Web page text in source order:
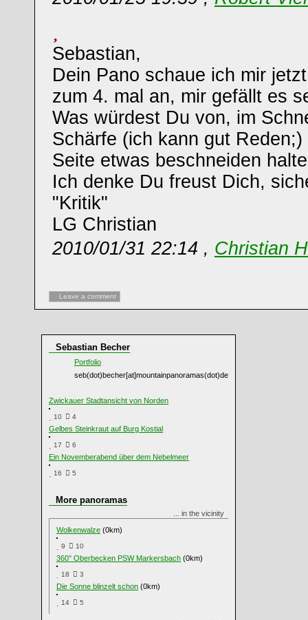
Sebastian,
Dein Pano schaue ich mir
zum 4. mal an, mir gefällt es
Was würdest Du von, im
Schärfe (ich kann gut
Seite etwas beschneiden
Ich denke Du freust Dich,
"Kritik"
LG Christian
2010/01/31 22:14 , Christian
Leave a comment
Sebastian Becher
Portfolio
seb(dot)becher[at]mountainpanoramas(dot)de
Zwickauer Stadtansicht von Norden
10 4
Gelbes Steinkraut auf Burg Kostial
17 6
Ein Novemberabend über dem Nebelmeer
16 5
More panoramas
... in the vicinity
Wolkenwalze (0km)
9 10
360° Oberbecken PSW Markersbach (0km)
18 3
Die Sonne blinzelt schon (0km)
14 5